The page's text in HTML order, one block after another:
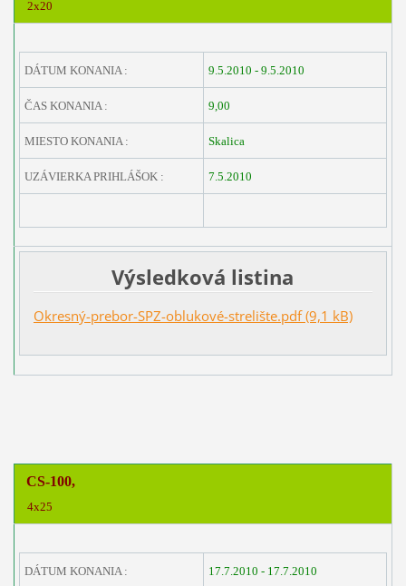
2x20
DÁTUM KONANIA : 9.5.2010 - 9.5.2010
ČAS KONANIA : 9,00
MIESTO KONANIA : Skalica
UZÁVIERKA PRIHLÁŠOK : 7.5.2010
Výsledková listina
Okresný-prebor-SPZ-oblukové-strelište.pdf (9,1 kB)
CS-100,
4x25
DÁTUM KONANIA : 17.7.2010 - 17.7.2010